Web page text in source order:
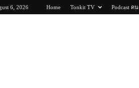
6, 2026 Home Tonkit TV Podcast ค